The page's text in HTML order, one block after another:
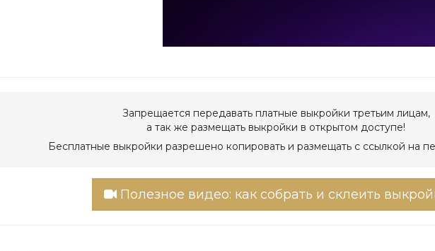
Запрещается передавать платные выкройки третьим лицам,
а так же размещать выкройки в открытом доступе!
Бесплатные выкройки разрешено копировать и размещать с ссылкой на
Полезное видео: как собрать и склеить